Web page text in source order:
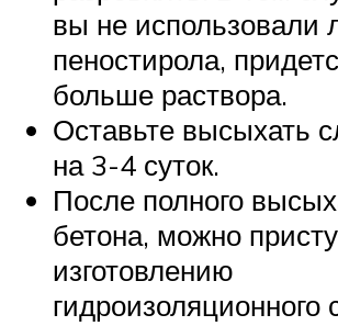
вы не использовали
пеностирола,
больше раствора.
Оставьте высыхать
на 3-4 суток.
После полного
бетона, можно
изготовлению
гидроизоляционного